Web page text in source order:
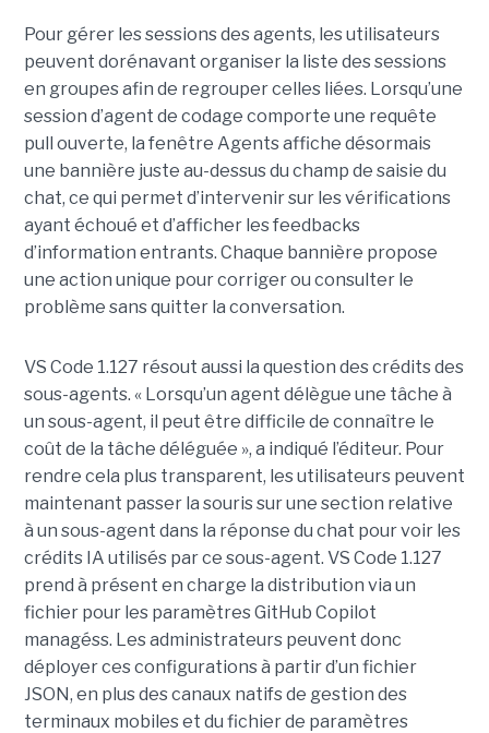
Pour gérer les sessions des agents, les utilisateurs
peuvent dorénavant organiser la liste des sessions
en groupes afin de regrouper celles liées. Lorsqu’une
session d’agent de codage comporte une requête
pull ouverte, la fenêtre Agents affiche désormais
une bannière juste au-dessus du champ de saisie du
chat, ce qui permet d’intervenir sur les vérifications
ayant échoué et d’afficher les feedbacks
d’information entrants. Chaque bannière propose
une action unique pour corriger ou consulter le
problème sans quitter la conversation.
VS Code 1.127 résout aussi la question des crédits des
sous-agents. « Lorsqu’un agent délègue une tâche à
un sous-agent, il peut être difficile de connaître le
coût de la tâche déléguée », a indiqué l’éditeur. Pour
rendre cela plus transparent, les utilisateurs peuvent
maintenant passer la souris sur une section relative
à un sous-agent dans la réponse du chat pour voir les
crédits IA utilisés par ce sous-agent. VS Code 1.127
prend à présent en charge la distribution via un
fichier pour les paramètres GitHub Copilot
managéss. Les administrateurs peuvent donc
déployer ces configurations à partir d’un fichier
JSON, en plus des canaux natifs de gestion des
terminaux mobiles et du fichier de paramètres